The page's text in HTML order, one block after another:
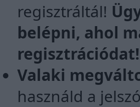
regisztráltál!
belépni, ahol
regisztrációdat!
Valaki
használd a